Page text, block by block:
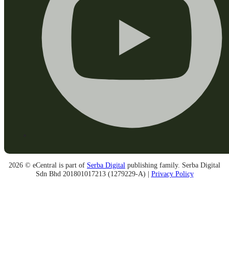
2026 © eCentral is part of Serba Digital publishing family. Serba Digital
Sdn Bhd 201801017213 (1279229-A) | Privacy Policy